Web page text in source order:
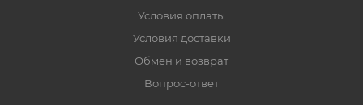
Условия оплаты
Условия доставки
Обмен и возврат
Вопрос-ответ